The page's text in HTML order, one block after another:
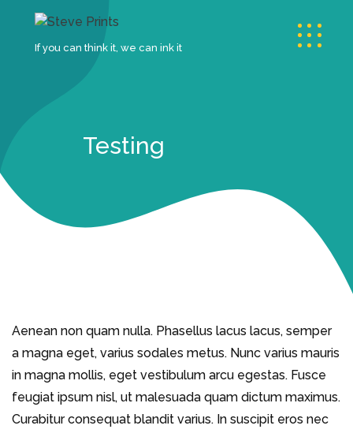
If you can think it, we can ink it
Testing
Aenean non quam nulla. Phasellus lacus lacus, semper
a magna eget, varius sodales metus. Nunc varius mauris
in magna mollis, eget vestibulum arcu egestas. Fusce
feugiat ipsum nisl, ut malesuada quam dictum maximus.
Curabitur consequat blandit varius. In suscipit eros nec